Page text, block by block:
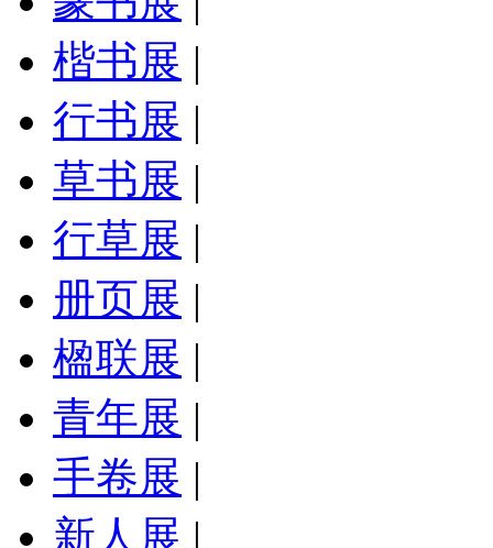
楷书展 |
行书展 |
草书展 |
行草展 |
册页展 |
楹联展 |
青年展 |
手卷展 |
新人展 |